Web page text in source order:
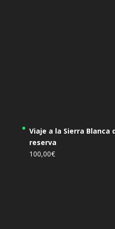
Viaje a la Sierra Blanca
reserva
100,00€